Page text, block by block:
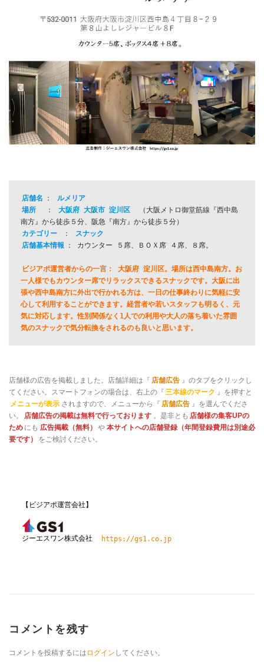
店舗名 ：
ルメリア
場所
  ：
大阪府 大阪市 淀川区
（大阪メトロ御堂筋線『西中島
カテゴリー
：
スナック
店舗基本情報
： カウンター ５席、ＢＯＸ席 ４席、８席。
ビジアポ運営者からの一言： 大阪府 淀川区。場所は西中島南方。お
一人様でもカウンター席でリラックスできるスナックです。大阪に出
張や西中島南方に外出で行かれる方は、一日の仕事終わりに気軽に安
心して利用することができます。経営者や若いスタッフも明るく、元
気に対応します。性別関係なく1人での利用や大人の落ち着いた雰囲
気のスナックで気分転換をされるのも良いと思います。
店舗様の広告を掲載しました。店舗詳細は『 店舗広告 』のタブをクリックし
てください。スマートフォンの場合は、右上の『 三本線のマーク 』を押すと
メニューが表示 されますので、メニューから『 店舗広告 』を選んでくださ
い。
店舗広告の掲載は無料で行っております 。是非とも 店舗様の集客UPの
ため にも 広告掲載（無料） や 本サイトへの店舗登録（年間登録費用は別途必
要です）
をご検討ください。
【ビジアポ運営会社】
ジーエスワン株式会社 https://gs1.co.jp
コメントを残す
コメントを投稿するには ログイン してください。